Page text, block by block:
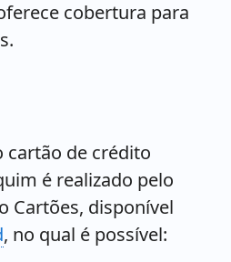
cobertura para
cartão de crédito
é realizado pelo
Cartões, disponível
, no qual é possível: